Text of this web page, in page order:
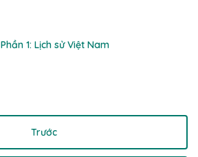
Phần 1: Lịch sử Việt Nam
Trước